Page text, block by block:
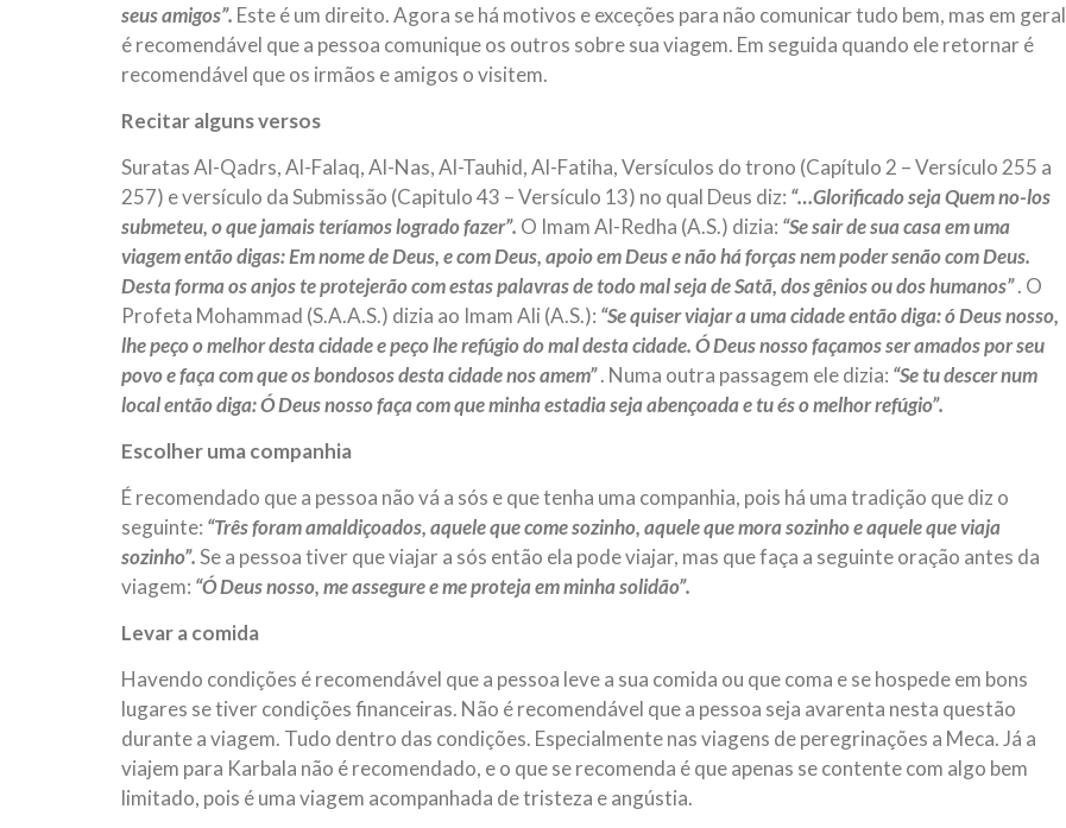
seus amigos”. Este é um direito. Agora se há motivos e exceções para não comunicar tudo bem, mas em geral
é recomendável que a pessoa comunique os outros sobre sua viagem. Em seguida quando ele retornar é
recomendável que os irmãos e amigos o visitem.
Recitar alguns versos
Suratas Al-Qadrs, Al-Falaq, Al-Nas, Al-Tauhid, Al-Fatiha, Versículos do trono (Capítulo 2 – Versículo 255 a
257) e versículo da Submissão (Capitulo 43 – Versículo 13) no qual Deus diz: “…Glorificado seja Quem no-los
submeteu, o que jamais teríamos logrado fazer”. O Imam Al-Redha (A.S.) dizia: “Se sair de sua casa em uma
viagem então digas: Em nome de Deus, e com Deus, apoio em Deus e não há forças nem poder senão com Deus.
Desta forma os anjos te protejerão com estas palavras de todo mal seja de Satã, dos gênios ou dos humanos”. O
Profeta Mohammad (S.A.A.S.) dizia ao Imam Ali (A.S.): “Se quiser viajar a uma cidade então diga: ó Deus nosso,
lhe peço o melhor desta cidade e peço lhe refúgio do mal desta cidade. Ó Deus nosso façamos ser amados por seu
povo e faça com que os bondosos desta cidade nos amem”. Numa outra passagem ele dizia: “Se tu descer num
local então diga: Ó Deus nosso faça com que minha estadia seja abençoada e tu és o melhor refúgio”.
Escolher uma companhia
É recomendado que a pessoa não vá a sós e que tenha uma companhia, pois há uma tradição que diz o
seguinte: “Três foram amaldiçoados, aquele que come sozinho, aquele que mora sozinho e aquele que viaja
sozinho”.Se a pessoa tiver que viajar a sós então ela pode viajar, mas que faça a seguinte oração antes da
viagem: “Ó Deus nosso, me assegure e me proteja em minha solidão”.
Levar a comida
Havendo condições é recomendável que a pessoa leve a sua comida ou que coma e se hospede em bons
lugares se tiver condições financeiras. Não é recomendável que a pessoa seja avarenta nesta questão
durante a viagem. Tudo dentro das condições. Especialmente nas viagens de peregrinações a Meca. Já a
viajem para Karbala não é recomendado, e o que se recomenda é que apenas se contente com algo bem
limitado, pois é uma viagem acompanhada de tristeza e angústia.